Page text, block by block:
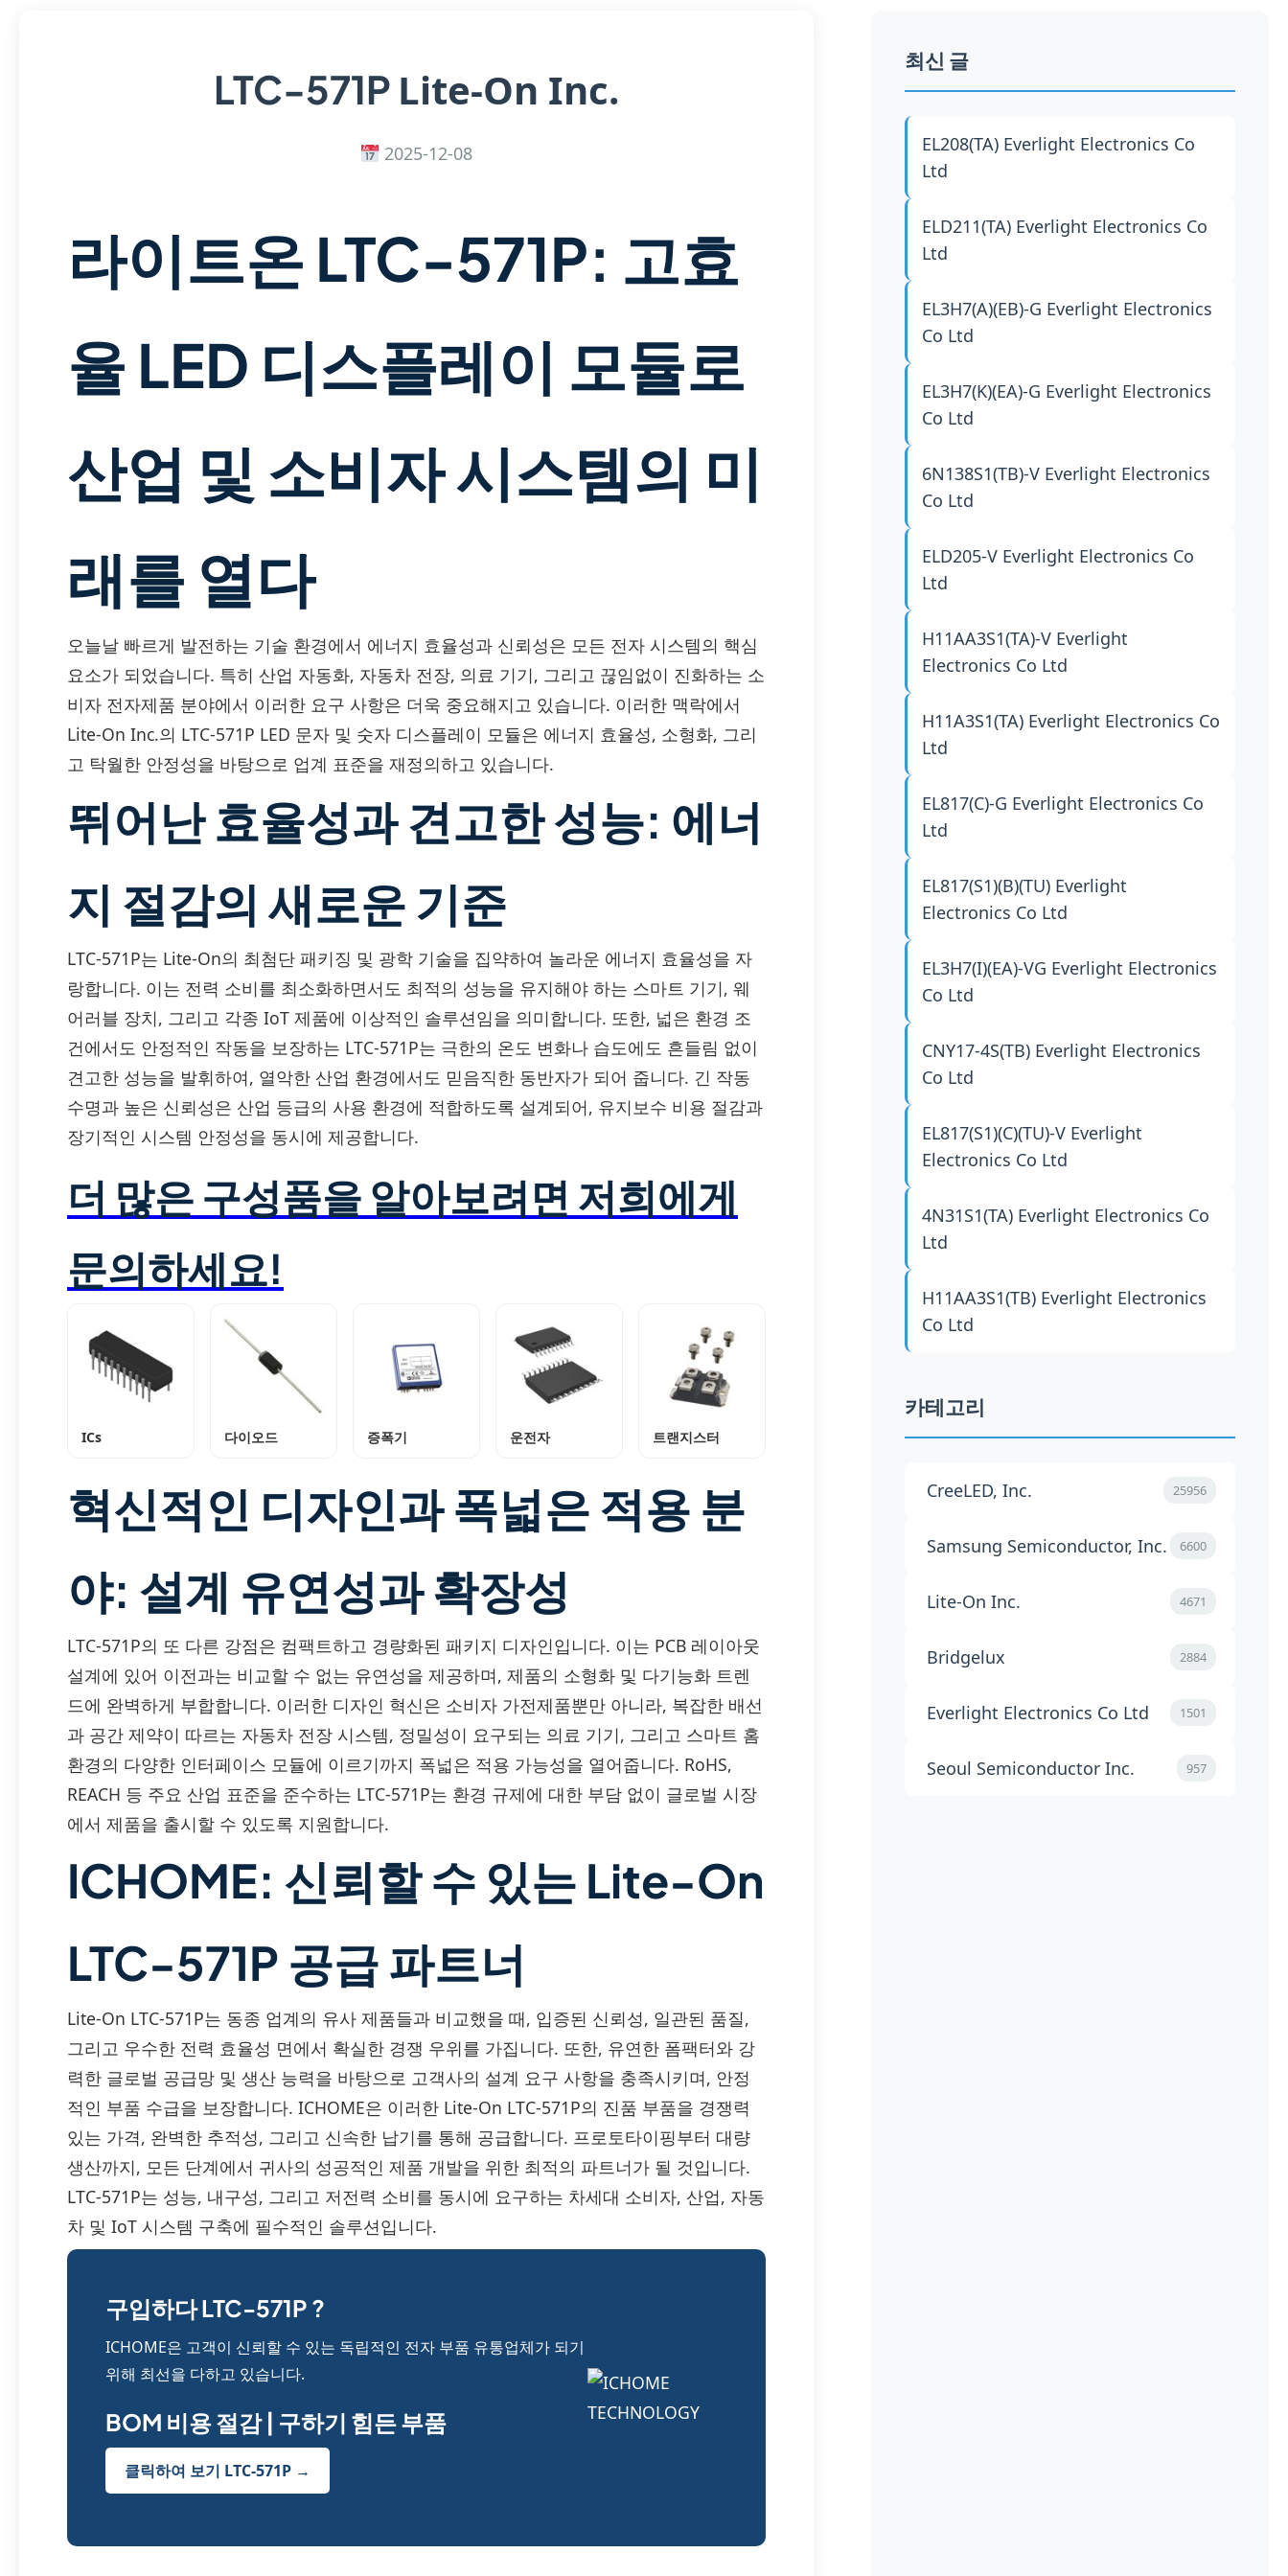
LTC-571P Lite-On Inc.
2025-12-08
라이트온 LTC-571P: 고효
율 LED 디스플레이 모듈로
산업 및 소비자 시스템의 미
래를 열다
오늘날 빠르게 발전하는 기술 환경에서 에너지 효율성과 신뢰성은 모든 전자 시스템의 핵심
요소가 되었습니다. 특히 산업 자동화, 자동차 전장, 의료 기기, 그리고 끊임없이 진화하는 소
비자 전자제품 분야에서 이러한 요구 사항은 더욱 중요해지고 있습니다. 이러한 맥락에서
Lite-On Inc.의 LTC-571P LED 문자 및 숫자 디스플레이 모듈은 에너지 효율성, 소형화, 그리
고 탁월한 안정성을 바탕으로 업계 표준을 재정의하고 있습니다.
뛰어난 효율성과 견고한 성능: 에너
지 절감의 새로운 기준
LTC-571P는 Lite-On의 최첨단 패키징 및 광학 기술을 집약하여 놀라운 에너지 효율성을 자
랑합니다. 이는 전력 소비를 최소화하면서도 최적의 성능을 유지해야 하는 스마트 기기, 웨
어러블 장치, 그리고 각종 IoT 제품에 이상적인 솔루션임을 의미합니다. 또한, 넓은 환경 조
건에서도 안정적인 작동을 보장하는 LTC-571P는 극한의 온도 변화나 습도에도 흔들림 없이
견고한 성능을 발휘하여, 열악한 산업 환경에서도 믿음직한 동반자가 되어 줍니다. 긴 작동
수명과 높은 신뢰성은 산업 등급의 사용 환경에 적합하도록 설계되어, 유지보수 비용 절감과
장기적인 시스템 안정성을 동시에 제공합니다.
더 많은 구성품을 알아보려면 저희에게
문의하세요!
ICs 다이오드 증폭기 운전자 트랜지스터
혁신적인 디자인과 폭넓은 적용 분
야: 설계 유연성과 확장성
LTC-571P의 또 다른 강점은 컴팩트하고 경량화된 패키지 디자인입니다. 이는 PCB 레이아웃
설계에 있어 이전과는 비교할 수 없는 유연성을 제공하며, 제품의 소형화 및 다기능화 트렌
드에 완벽하게 부합합니다. 이러한 디자인 혁신은 소비자 가전제품뿐만 아니라, 복잡한 배선
과 공간 제약이 따르는 자동차 전장 시스템, 정밀성이 요구되는 의료 기기, 그리고 스마트 홈
환경의 다양한 인터페이스 모듈에 이르기까지 폭넓은 적용 가능성을 열어줍니다. RoHS,
REACH 등 주요 산업 표준을 준수하는 LTC-571P는 환경 규제에 대한 부담 없이 글로벌 시장
에서 제품을 출시할 수 있도록 지원합니다.
ICHOME: 신뢰할 수 있는 Lite-On
LTC-571P 공급 파트너
Lite-On LTC-571P는 동종 업계의 유사 제품들과 비교했을 때, 입증된 신뢰성, 일관된 품질,
그리고 우수한 전력 효율성 면에서 확실한 경쟁 우위를 가집니다. 또한, 유연한 폼팩터와 강
력한 글로벌 공급망 및 생산 능력을 바탕으로 고객사의 설계 요구 사항을 충족시키며, 안정
적인 부품 수급을 보장합니다. ICHOME은 이러한 Lite-On LTC-571P의 진품 부품을 경쟁력
있는 가격, 완벽한 추적성, 그리고 신속한 납기를 통해 공급합니다. 프로토타이핑부터 대량
생산까지, 모든 단계에서 귀사의 성공적인 제품 개발을 위한 최적의 파트너가 될 것입니다.
LTC-571P는 성능, 내구성, 그리고 저전력 소비를 동시에 요구하는 차세대 소비자, 산업, 자동
차 및 IoT 시스템 구축에 필수적인 솔루션입니다.
구입하다 LTC-571P ?
ICHOME은 고객이 신뢰할 수 있는 독립적인 전자 부품 유통업체가 되기
위해 최선을 다하고 있습니다.
BOM 비용 절감 | 구하기 힘든 부품
클릭하여 보기 LTC-571P →
최신 글
EL208(TA) Everlight Electronics Co
Ltd
ELD211(TA) Everlight Electronics Co
Ltd
EL3H7(A)(EB)-G Everlight Electronics
Co Ltd
EL3H7(K)(EA)-G Everlight Electronics
Co Ltd
6N138S1(TB)-V Everlight Electronics
Co Ltd
ELD205-V Everlight Electronics Co
Ltd
H11AA3S1(TA)-V Everlight
Electronics Co Ltd
H11A3S1(TA) Everlight Electronics Co
Ltd
EL817(C)-G Everlight Electronics Co
Ltd
EL817(S1)(B)(TU) Everlight
Electronics Co Ltd
EL3H7(I)(EA)-VG Everlight Electronics
Co Ltd
CNY17-4S(TB) Everlight Electronics
Co Ltd
EL817(S1)(C)(TU)-V Everlight
Electronics Co Ltd
4N31S1(TA) Everlight Electronics Co
Ltd
H11AA3S1(TB) Everlight Electronics
Co Ltd
카테고리
CreeLED, Inc. 25956
Samsung Semiconductor, Inc. 6600
Lite-On Inc. 4671
Bridgelux 2884
Everlight Electronics Co Ltd 1501
Seoul Semiconductor Inc. 957